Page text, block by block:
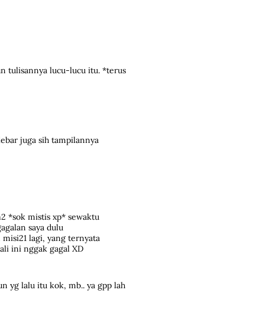
tulisannya lucu-lucu itu. *terus
juga sih tampilannya
*sok mistis xp* sewaktu
saya dulu
lagi, yang ternyata
ini nggak gagal XD
yg lalu itu kok, mb.. ya gpp lah